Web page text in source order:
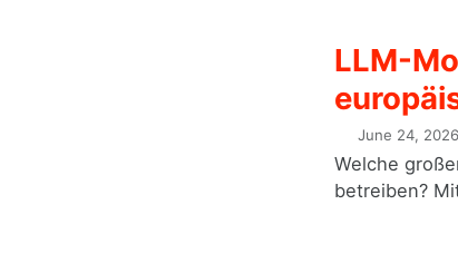
LLM-
June 24, 2026
Welche
betreiben?